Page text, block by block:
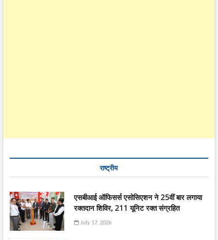
राष्ट्रीय
एसबीआई ऑफिसर्स एसोसिएशन ने 25वीं बार लगाया
रक्तदान शिविर, 211 यूनिट रक्त संग्रहित
July 17, 2026